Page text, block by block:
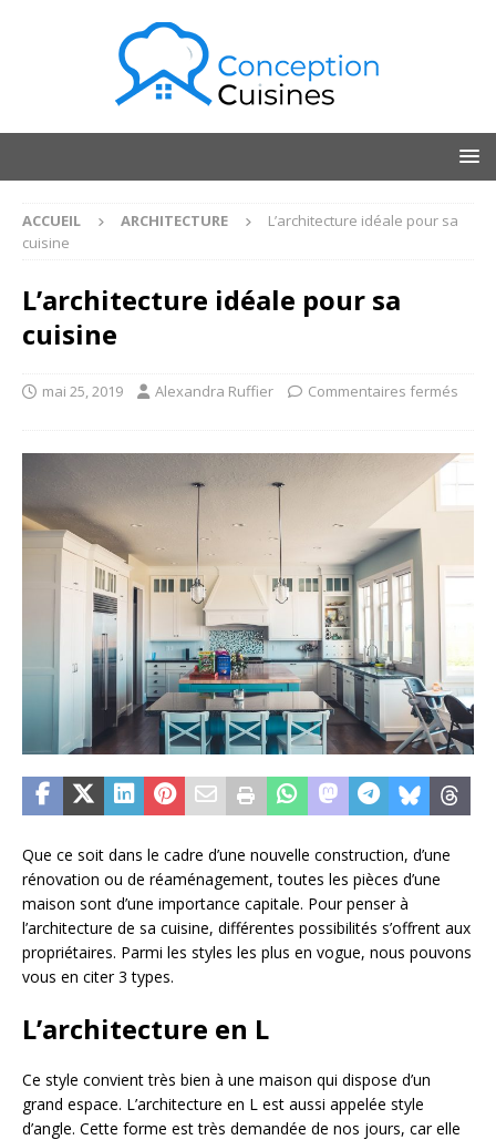
ACCUEIL ARCHITECTURE
L’architecture idéale pour sa
cuisine
L’architecture idéale pour sa
cuisine
mai 25, 2019 Alexandra Ruffier Commentaires fermés
Que ce soit dans le cadre d’une nouvelle construction, d’une
rénovation ou de réaménagement, toutes les pièces d’une
maison sont d’une importance capitale. Pour penser à
l’architecture de sa cuisine, différentes possibilités s’offrent aux
propriétaires. Parmi les styles les plus en vogue, nous pouvons
vous en citer 3 types.
L’architecture en L
Ce style convient très bien à une maison qui dispose d’un
grand espace. L’architecture en L est aussi appelée style
d’angle. Cette forme est très demandée de nos jours, car elle